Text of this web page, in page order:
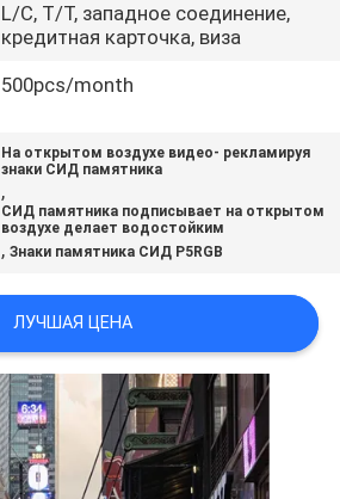
L/C, T/T, западное соединение,
кредитная карточка, виза
500pcs/month
На открытом воздухе видео- рекламируя
знаки СИД памятника
,
СИД памятника подписывает на открытом
воздухе делает водостойким
,Знаки памятника СИД P5RGB
ЛУЧШАЯ ЦЕНА